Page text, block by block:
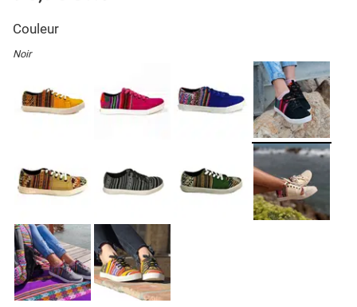
Couleur
Noir